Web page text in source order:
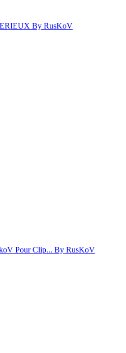
By RusKoV
Pour Clip... By RusKoV